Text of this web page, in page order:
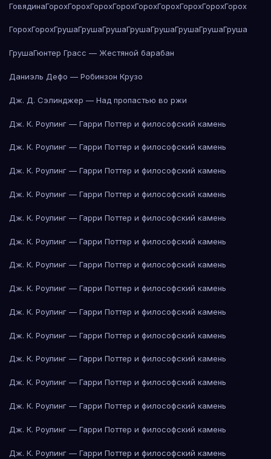
ГовядинаГорохГорохГорохГорохГорохГорохГорохГорохГорох
ГорохГорохГрушаГрушаГрушаГрушаГрушаГрушаГрушаГруша
ГрушаГюнтер Грасс — Жестяной барабан
Даниэль Дефо — Робинзон Крузо
Дж. Д. Сэлинджер — Над пропастью во ржи
Дж. К. Роулинг — Гарри Поттер и философский камень
Дж. К. Роулинг — Гарри Поттер и философский камень
Дж. К. Роулинг — Гарри Поттер и философский камень
Дж. К. Роулинг — Гарри Поттер и философский камень
Дж. К. Роулинг — Гарри Поттер и философский камень
Дж. К. Роулинг — Гарри Поттер и философский камень
Дж. К. Роулинг — Гарри Поттер и философский камень
Дж. К. Роулинг — Гарри Поттер и философский камень
Дж. К. Роулинг — Гарри Поттер и философский камень
Дж. К. Роулинг — Гарри Поттер и философский камень
Дж. К. Роулинг — Гарри Поттер и философский камень
Дж. К. Роулинг — Гарри Поттер и философский камень
Дж. К. Роулинг — Гарри Поттер и философский камень
Дж. К. Роулинг — Гарри Поттер и философский камень
Дж. К. Роулинг — Гарри Поттер и философский камень